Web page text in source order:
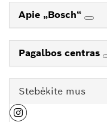
Apie „Bosch“
Pagalbos centras
Stebėkite mus